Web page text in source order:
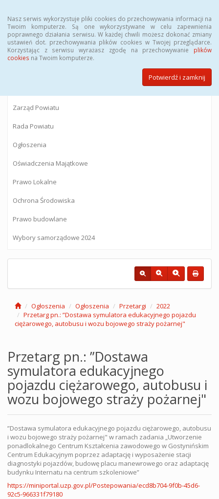
Nasz serwis wykorzystuje pliki cookies do przechowywania informacji na
Twoim komputerze. Są one wykorzystywane w celu zapewnienia
poprawnego działania serwisu. W każdej chwili możesz dokonać zmiany
ustawień dot. przechowywania plików cookies w Twojej przeglądarce.
Korzystając z serwisu wyrażasz zgodę na przechowywanie plików
cookies na Twoim komputerze.
Potwierdź i zamknij
BIULETYN INFORMACJI PUBLICZNEJ
Starostwa Powiatowego w Gostyninie
Zarząd Powiatu
Rada Powiatu
Ogłoszenia
Oświadczenia Majątkowe
Prawo Lokalne
Ochrona Środowiska
Prawo budowlane
Wybory samorządowe 2024
Ogłoszenia Ogłoszenia Przetargi
2022
Przetarg pn.: ”Dostawa symulatora edukacyjnego pojazdu
ciężarowego, autobusu i wozu bojowego straży pożarnej"
Przetarg pn.: ”Dostawa
symulatora edukacyjnego
pojazdu ciężarowego, autobusu i
wozu bojowego straży pożarnej"
”Dostawa symulatora edukacyjnego pojazdu ciężarowego, autobusu
i wozu bojowego straży pożarnej" w ramach zadania „Utworzenie
ponadlokalnego Centrum Kształcenia zawodowego w Gostynińskim
Centrum Edukacyjnym poprzez adaptację i wyposażenie stacji
diagnostyki pojazdów, budowę placu manewrowego oraz adaptację
budynku Internatu na centrum szkoleniowe”
https://miniportal.uzp.gov.pl/Postepowania/ecd8b704-9f0b-45d6-
92c5-966331f79180